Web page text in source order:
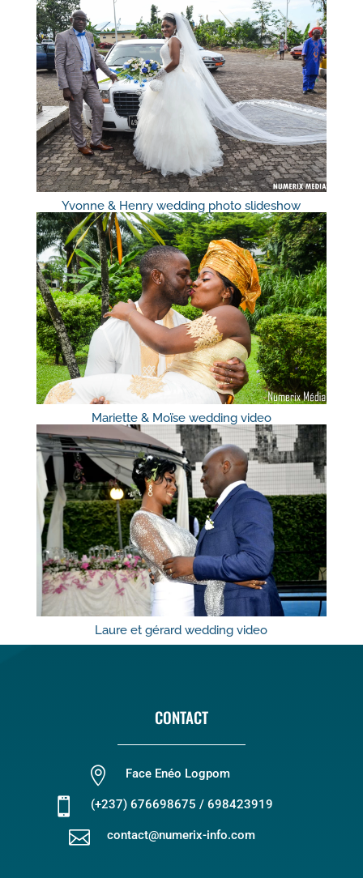
Yvonne & Henry wedding photo slideshow
Mariette & Moïse wedding video
Laure et gérard wedding video
CONTACT
 Face Enéo Logpom
 (+237) 676698675 / 698423919
 contact@numerix-info.com